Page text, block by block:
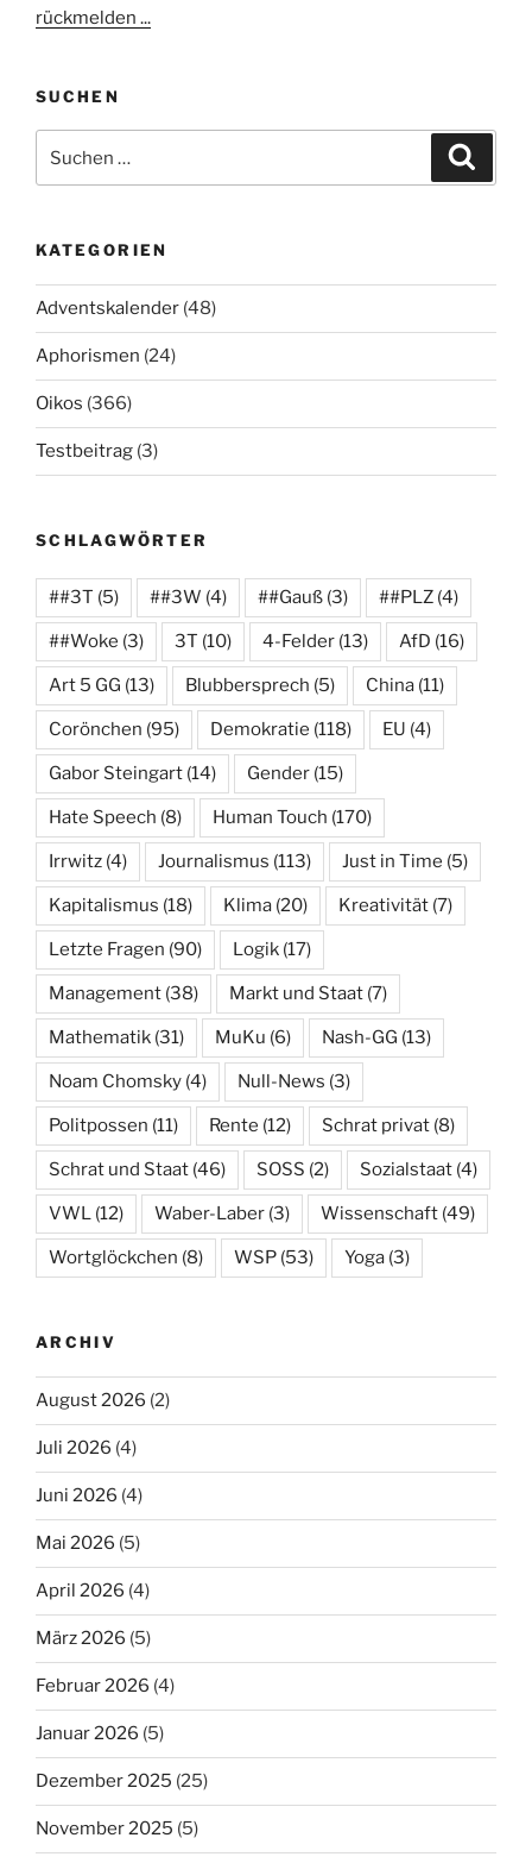
rückmelden ...
SUCHEN
nach:
KATEGORIEN
Adventskalender (48)
Aphorismen (24)
Oikos (366)
Testbeitrag (3)
SCHLAGWÖRTER
##3T (5) ##3W (4) ##Gauß (3) ##PLZ (4)
##Woke (3) 3T (10) 4-Felder (13) AfD (16)
Art 5 GG (13) Blubbersprech (5) China (11)
Corönchen (95) Demokratie (118) EU (4)
Gabor Steingart (14) Gender (15)
Hate Speech (8) Human Touch (170)
Irrwitz (4) Journalismus (113) Just in Time (5)
Kapitalismus (18) Klima (20) Kreativität (7)
Letzte Fragen (90) Logik (17)
Management (38) Markt und Staat (7)
Mathematik (31) MuKu (6) Nash-GG (13)
Noam Chomsky (4) Null-News (3)
Politpossen (11) Rente (12) Schrat privat (8)
Schrat und Staat (46) SOSS (2) Sozialstaat (4)
VWL (12) Waber-Laber (3) Wissenschaft (49)
Wortglöckchen (8) WSP (53) Yoga (3)
ARCHIV
August 2026 (2)
Juli 2026 (4)
Juni 2026 (4)
Mai 2026 (5)
April 2026 (4)
März 2026 (5)
Februar 2026 (4)
Januar 2026 (5)
Dezember 2025 (25)
November 2025 (5)